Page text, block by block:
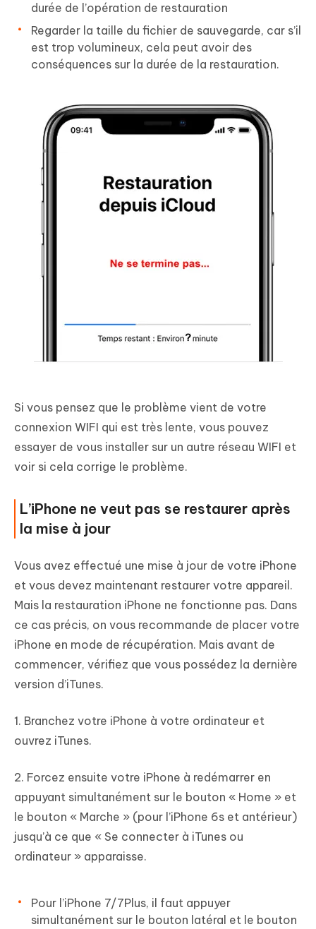
durée de l’opération de restauration
Regarder la taille du fichier de sauvegarde, car s’il
est trop volumineux, cela peut avoir des
conséquences sur la durée de la restauration.
Si vous pensez que le problème vient de votre
connexion WIFI qui est très lente, vous pouvez
essayer de vous installer sur un autre réseau WIFI et
voir si cela corrige le problème.
L’iPhone ne veut pas se restaurer après
la mise à jour
Vous avez effectué une mise à jour de votre iPhone
et vous devez maintenant restaurer votre appareil.
Mais la restauration iPhone ne fonctionne pas. Dans
ce cas précis, on vous recommande de placer votre
iPhone en mode de récupération. Mais avant de
commencer, vérifiez que vous possédez la dernière
version d’iTunes.
1. Branchez votre iPhone à votre ordinateur et
ouvrez iTunes.
2. Forcez ensuite votre iPhone à redémarrer en
appuyant simultanément sur le bouton « Home » et
le bouton « Marche » (pour l’iPhone 6s et antérieur)
jusqu’à ce que « Se connecter à iTunes ou
ordinateur » apparaisse.
Pour l’iPhone 7/7Plus, il faut appuyer
simultanément sur le bouton latéral et le bouton